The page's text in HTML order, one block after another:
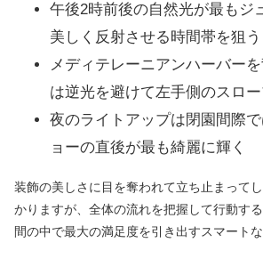
午後2時前後の自然光が最もジ
美しく反射させる時間帯を狙う
メディテレーニアンハーバー
は逆光を避けて左手側のスロ
夜のライトアップは閉園間際
ョーの直後が最も綺麗に輝く
装飾の美しさに目を奪われて立ち止まって
かりますが、全体の流れを把握して行動す
間の中で最大の満足度を引き出すスマート